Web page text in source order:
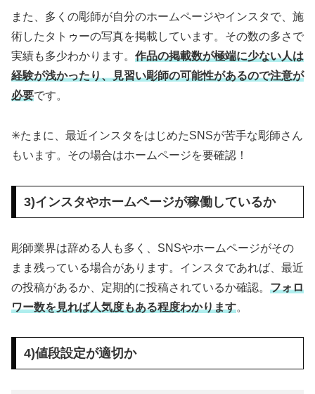
また、多くの彫師が自分のホームページやインスタで、施
術したタトゥーの写真を掲載しています。その数の多さで
実績も多少わかります。 作品の掲載数が極端に少ない人は
経験が浅かったり、見習い彫師の可能性があるので注意が
必要です。
✳︎たまに、最近インスタをはじめたSNSが苦手な彫師さん
もいます。その場合はホームページを要確認！
3)インスタやホームページが稼働しているか
彫師業界は辞める人も多く、SNSやホームページがその
まま残っている場合があります。インスタであれば、最近
の投稿があるか、定期的に投稿されているか確認。 フォロ
ワー数を見れば人気度もある程度わかります。
4)値段設定が適切か